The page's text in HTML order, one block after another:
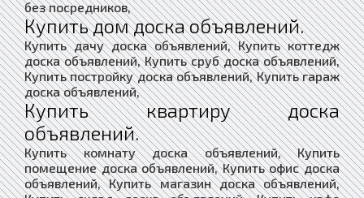
без посредников,
Купить дом доска объявлений.
Купить дачу доска объявлений, Купить коттедж
доска объявлений, Купить сруб доска объявлений,
Купить постройку доска объявлений, Купить гараж
доска объявлений,
Купить квартиру доска
объявлений.
Купить комнату доска объявлений, Купить
помещение доска объявлений, Купить офис доска
объявлений, Купить магазин доска объявлений,